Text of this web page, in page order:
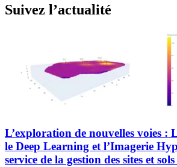
Suivez l’actualité
L’exploration de nouvelles voies :
le Deep Learning et l’Imagerie
service de la gestion des sites et